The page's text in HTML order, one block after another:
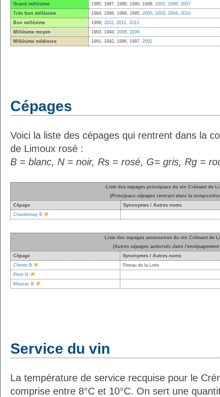
Grand millésime
1985, 1987, 1988, 1990, 1998, 2005, 2006, 2007
Très bon millésime
1984, 1986, 1989, 1995, 2000, 2003, 2004, 2010
Bon millésime
1999, 2011, 2012, 2013
Millésime moyen
1993, 1994, 2008, 2009
Millésime médiocre
1991, 1992, 1996, 1997, 2002
Cépages
Voici la liste des cépages qui rentrent dans la
de Limoux rosé :
B = blanc, N = noir, Rs = rosé, G= gris, Rg =
Liste des cepages principaux du vin Crémant de
(Principaux cépages rentrant dans la
Cépage
Synonymes / Autres noms
Chardonnay B
Liste des cepages accessoires du vin Crémant de
(Autres cépages autorisés dans
Cépage
Synonymes / Autres noms
Chenin B
Pineau de la Loire
Pinot N
Mauzac B
Service du vin
La température de service recquise pour le
comprise entre 8°C et 10°C. On sert une